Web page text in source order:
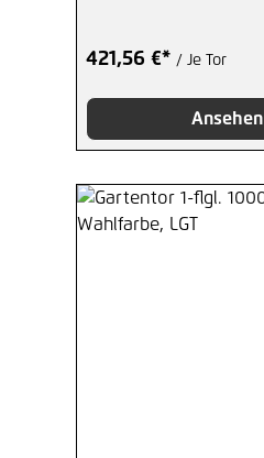
421,56 €* / Je Tor
Ansehen